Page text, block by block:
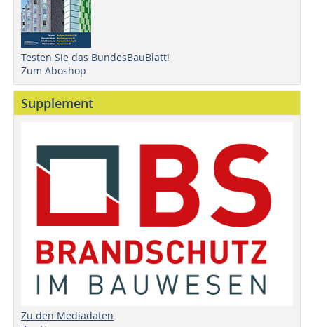
Testen Sie das BundesBauBlatt!
Zum Aboshop
Supplement
Zu den Mediadaten